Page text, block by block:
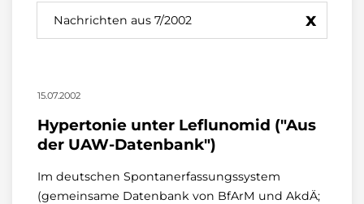
Nachrichten aus 7/2002 x
15.07.2002
Hypertonie unter Leflunomid ("Aus
der UAW-Datenbank")
Im deutschen Spontanerfassungssystem
(gemeinsame Datenbank von BfArM und AkdÄ;